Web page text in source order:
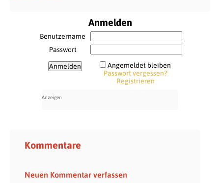
Anmelden
Benutzername
Passwort
Angemeldet bleiben
Passwort vergessen?
Registrieren
Kommentare
Neuen Kommentar verfassen